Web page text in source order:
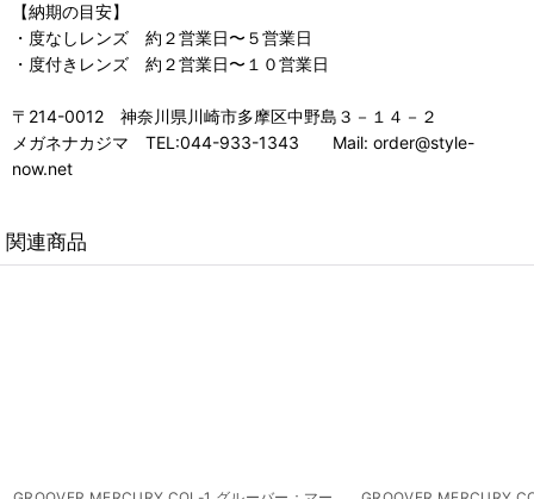
【納期の目安】
・度なしレンズ 約２営業日〜５営業日
・度付きレンズ 約２営業日〜１０営業日
〒214-0012 神奈川県川崎市多摩区中野島３－１４－２
メガネナカジマ TEL:044-933-1343 Mail: order@style-
now.net
関連商品